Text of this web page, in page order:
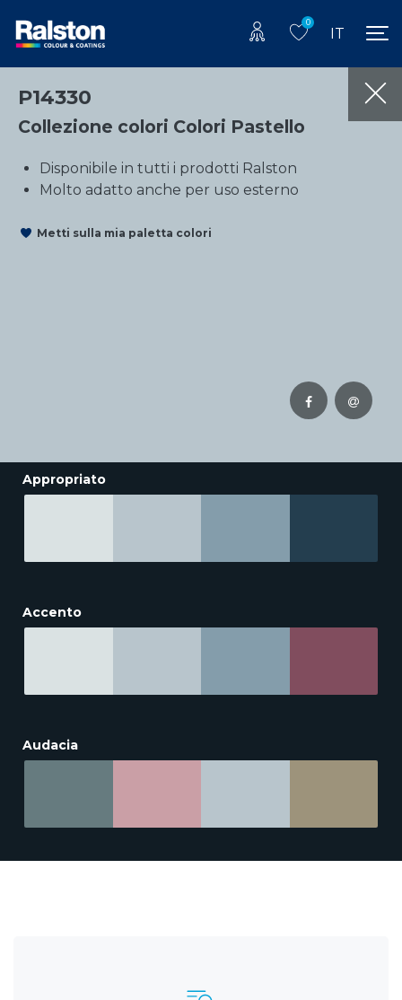
0
IT
P14330
Collezione colori Colori Pastello
Disponibile in tutti i prodotti Ralston
Molto adatto anche per uso esterno
Metti sulla mia paletta colori
Appropriato
Accento
Audacia